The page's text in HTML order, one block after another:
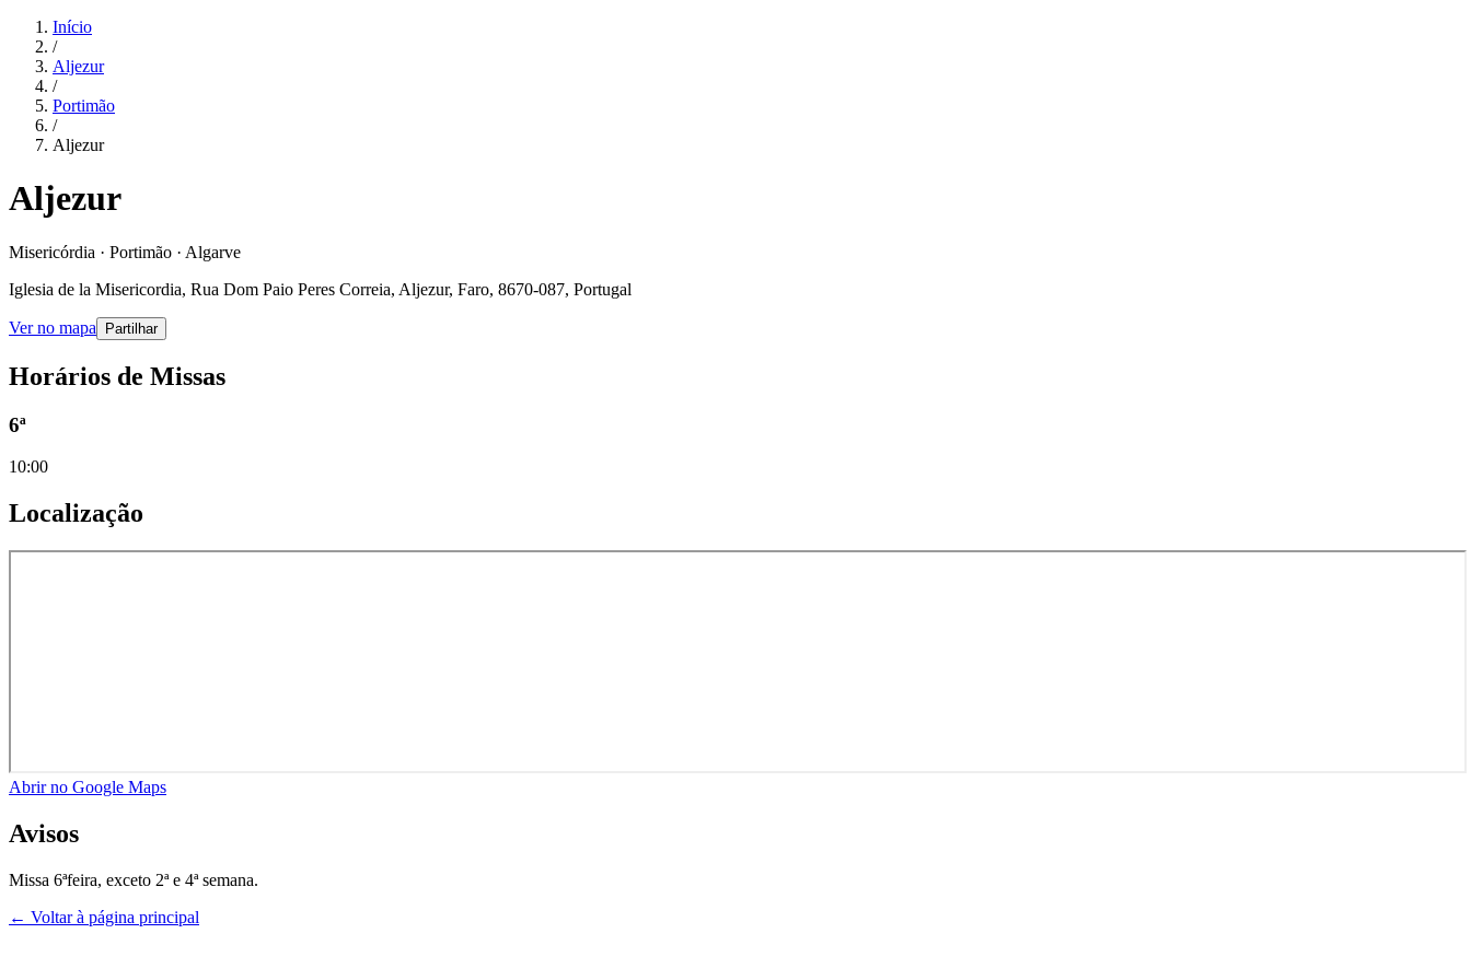
Início
/
Aljezur
/
Portimão
/
Aljezur
Aljezur
Misericórdia · Portimão · Algarve
Iglesia de la Misericordia, Rua Dom Paio Peres Correia, Aljezur, Faro, 8670-087, Portugal
Ver no mapa Partilhar
Horários de Missas
6ª
10:00
Localização
Abrir no Google Maps
Avisos
Missa 6ªfeira, exceto 2ª e 4ª semana.
← Voltar à página principal